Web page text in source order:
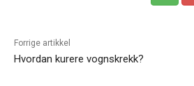
Forrige artikkel
Hvordan kurere vognskrekk?